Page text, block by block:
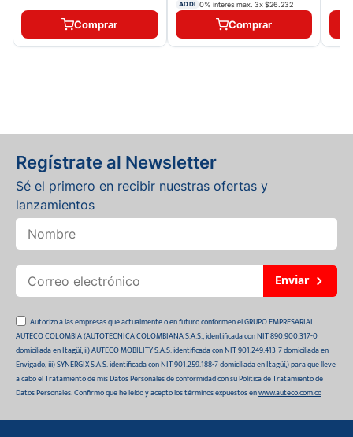
Comprar
ADDI 0% interés max. 3x$26.232
Comprar
Regístrate al Newsletter
Sé el primero en recibir nuestras ofertas y
lanzamientos
Enviar
Autorizo a las empresas que actualmente o en futuro conformen el GRUPO EMPRESARIAL
AUTECO COLOMBIA (AUTOTECNICA COLOMBIANA S.A.S., identificada con NIT 890.900.317-0
domiciliada en Itagüí, ii) AUTECO MOBILITY S.A.S. identificada con NIT 901.249.413-7 domiciliada en
Envigado, iii) SYNERGIX S.A.S. identificada con NIT 901.259.188-7 domiciliada en Itagüí,) para que lleve
a cabo el Tratamiento de mis Datos Personales de conformidad con su Política de Tratamiento de
Datos Personales. Confirmo que he leído y acepto los términos expuestos enwww.auteco.com.co